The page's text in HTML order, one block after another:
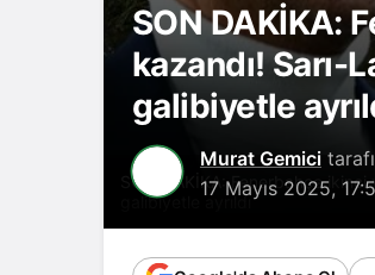
SON DAKİKA: Fenerbahçe
galibiyetle ayrıldı
SON DAKİKA:
kazandı!
galibiyetle
Murat Gemici
17 Mayıs 2025,